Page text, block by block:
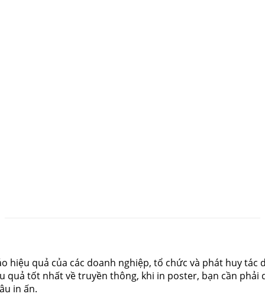
hiệu quả của các doanh nghiệp, tổ chức và phát huy
quả tốt nhất về truyền thông, khi in poster, bạn cần
in ấn.